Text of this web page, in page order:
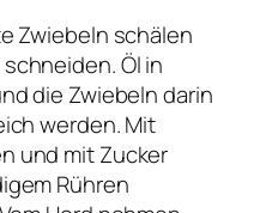
Zwiebeln schälen
Öl in
die Zwiebeln darin
werden. Mit
und mit Zucker
Rühren